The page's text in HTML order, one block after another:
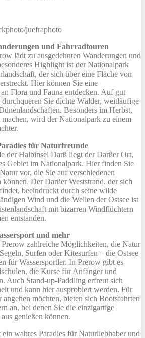
juefraphoto
und Fahrradtouren
lädt zu ausgedehnten Wanderungen und
Highlight ist der Nationalpark
der sich über eine Fläche von
Hier können Sie eine
Flora und Fauna entdecken. Auf gut
durchqueren Sie dichte Wälder, weitläufige
Besonders im Herbst,
wird der Nationalpark zu einem
für Naturfreunde
der Halbinsel Darß liegt der Darßer Ort,
Gebiet im Nationalpark. Hier finden Sie
vor, die Sie auf verschiedenen
Der Darßer Weststrand, der sich
beeindruckt durch seine wilde
Wind und die Wellen der Ostsee ist
mit bizarren Windflüchtern
entstanden.
und mehr
zahlreiche Möglichkeiten, die Natur
Surfen oder Kitesurfen – die Ostsee
für Wassersportler. In Prerow gibt es
die Kurse für Anfänger und
Auch Stand-up-Paddling erfreut sich
und kann hier ausprobiert werden. Für
angehen möchten, bieten sich Bootsfahrten
an, bei denen Sie die einzigartige
genießen können.
wahres Paradies für Naturliebhaber und